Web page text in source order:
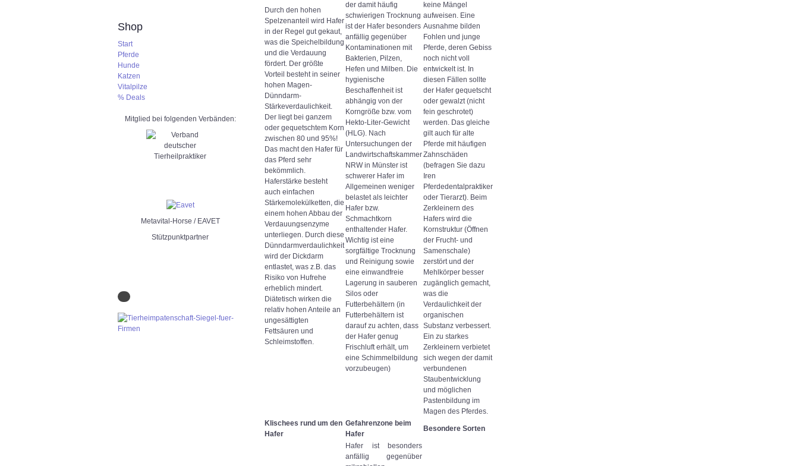
Shop
Start
Pferde
Hunde
Katzen
Vitalpilze
% Deals
Mitglied bei folgenden Verbänden:
Metavital-Horse / EAVET
Stützpunktpartner
Durch den hohen
Spelzenanteil wird Hafer
in der Regel gut gekaut,
was die Speichelbildung
und die Verdauung
fördert. Der größte
Vorteil besteht in seiner
hohen Magen-
Dünndarm-
Stärkeverdaulichkeit.
Der liegt bei ganzem
oder gequetschtem Korn
zwischen 80 und 95%!
Das macht den Hafer für
das Pferd sehr
bekömmlich.
Haferstärke besteht
auch einfachen
Stärkemolekülketten, die
einem hohen Abbau der
Verdauungsenzyme
unterliegen. Durch diese
Dünndarmverdaulichkeit
wird der Dickdarm
entlastet, was z.B. das
Risiko von Hufrehe
erheblich mindert.
Diätetisch wirken die
relativ hohen Anteile an
ungesättigten
Fettsäuren und
Schleimstoffen.
der damit häufig
schwierigen Trocknung
ist der Hafer besonders
anfällig gegenüber
Kontaminationen mit
Bakterien, Pilzen,
Hefen und Milben. Die
hygienische
Beschaffenheit ist
abhängig von der
Korngröße bzw. vom
Hekto-Liter-Gewicht
(HLG). Nach
Untersuchungen der
Landwirtschaftskammer
NRW in Münster ist
schwerer Hafer im
Allgemeinen weniger
belastet als leichter
Hafer bzw.
Schmachtkorn
enthaltender Hafer.
Wichtig ist eine
sorgfältige Trocknung
und Reinigung sowie
eine einwandfreie
Lagerung in sauberen
Silos oder
Futterbehältern (in
Futterbehältern ist
darauf zu achten, dass
der Hafer genug
Frischluft erhält, um
eine Schimmelbildung
vorzubeugen)
keine Mängel
aufweisen. Eine
Ausnahme bilden
Fohlen und junge
Pferde, deren Gebiss
noch nicht voll
entwickelt ist. In
diesen Fällen sollte
der Hafer gequetscht
oder gewalzt (nicht
fein geschrotet)
werden. Das gleiche
gilt auch für alte
Pferde mit häufigen
Zahnschäden
(befragen Sie dazu
Iren
Pferdedentalpraktiker
oder Tierarzt). Beim
Zerkleinern des
Hafers wird die
Kornstruktur (Öffnen
der Frucht- und
Samenschale)
zerstört und der
Mehlkörper besser
zugänglich gemacht,
was die
Verdaulichkeit der
organischen
Substanz verbessert.
Ein zu starkes
Zerkleinern verbietet
sich wegen der damit
verbundenen
Staubentwicklung
und möglichen
Pastenbildung im
Magen des Pferdes.
Klischees rund um den
Hafer
Gefahrenzone beim
Hafer
Besondere Sorten
Hafer ist besonders
anfällig gegenüber